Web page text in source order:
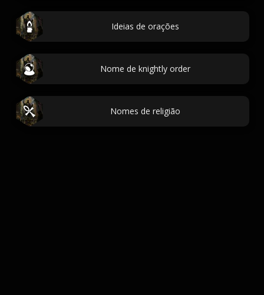
Ideias de orações
Nome de knightly order
Nomes de religião